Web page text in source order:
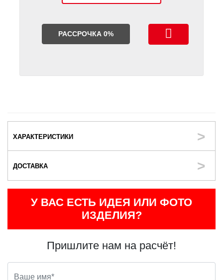
РАССРОЧКА 0%
ХАРАКТЕРИСТИКИ
ДОСТАВКА
У ВАС ЕСТЬ ИДЕЯ ИЛИ ФОТО
ИЗДЕЛИЯ?
Пришлите нам на расчёт!